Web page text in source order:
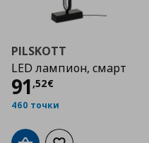
PILSKOTT
LED лампион, смарт
91 ,52€
Цена
460 точки